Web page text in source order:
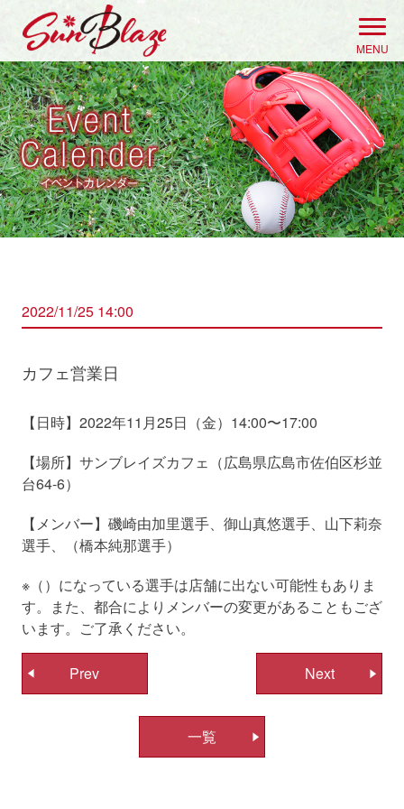
content
MENU
2022/11/25 14:00
カフェ営業日
【日時】2022年11月25日（金）14:00〜17:00
【場所】サンブレイズカフェ（広島県広島市佐伯区杉並
台64-6）
【メンバー】磯崎由加里選手、御山真悠選手、山下莉奈
選手、（橋本純那選手）
※（）になっている選手は店舗に出ない可能性もありま
す。また、都合によりメンバーの変更があることもござ
います。ご了承ください。
投
稿
Prev Next
一覧